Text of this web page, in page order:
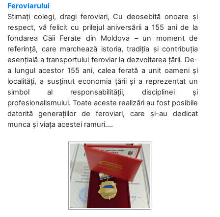
Feroviarului
Stimați colegi, dragi feroviari, Cu deosebită onoare și
respect, vă felicit cu prilejul aniversării a 155 ani de la
fondarea Căii Ferate din Moldova – un moment de
referință, care marchează istoria, tradiția și contribuția
esențială a transportului feroviar la dezvoltarea țării. De-
a lungul acestor 155 ani, calea ferată a unit oameni și
localități, a susținut economia țării și a reprezentat un
simbol al responsabilității, disciplinei și
profesionalismului. Toate aceste realizări au fost posibile
datorită generațiilor de feroviari, care și-au dedicat
munca și viața acestei ramuri....